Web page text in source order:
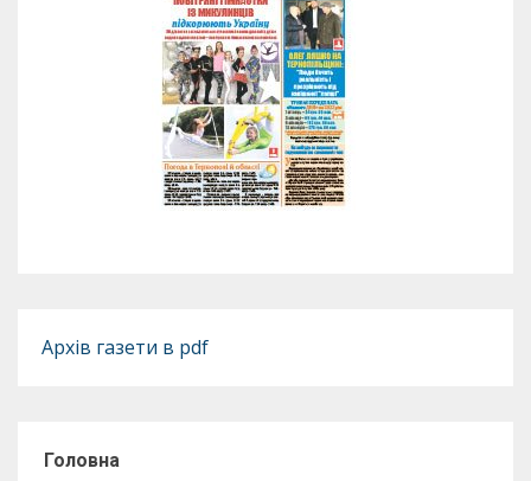
Архів газети в pdf
Головна